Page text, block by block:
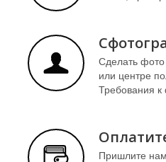
Сделать
или центре
Требования к
Пришлите